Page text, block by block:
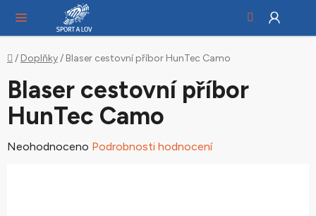
obsah
Domů
/ Doplňky/ Blaser cestovní příbor HunTec Camo
Blaser cestovní příbor
HunTec Camo
Průměrné
Neohodnoceno Podrobnosti hodnocení